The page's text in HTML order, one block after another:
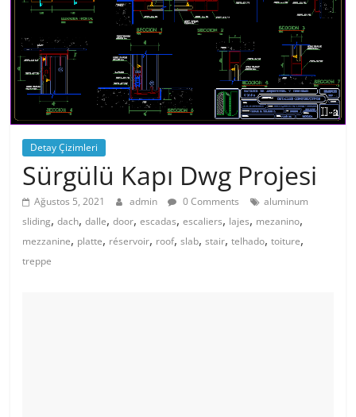
Detay Çizimleri
Sürgülü Kapı Dwg Projesi
Ağustos 5, 2021 admin 0 Comments
aluminum
sliding,dach,dalle,door,escadas,escaliers, lajes, mezanino,
mezzanine, platte, réservoir, roof,slab,stair,telhado,toiture,
treppe